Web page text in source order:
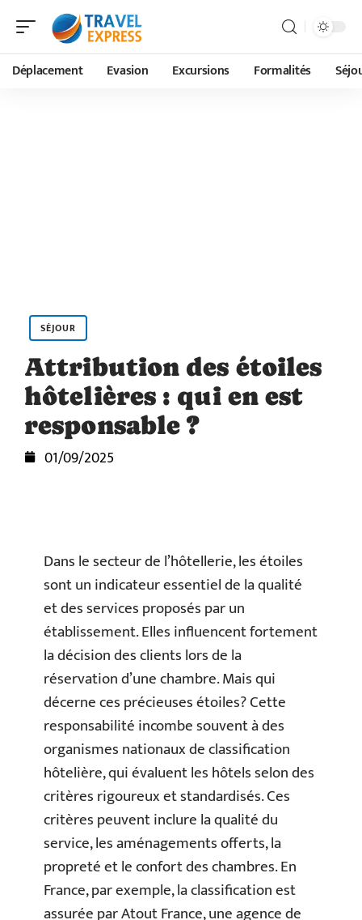
Déplacement Evasion Excursions Formalités
SÉJOUR
Attribution des étoiles
hôtelières : qui en est
responsable ?
01/09/2025
Dans le secteur de l’hôtellerie, les étoiles
sont un indicateur essentiel de la qualité
et des services proposés par un
établissement. Elles influencent fortement
la décision des clients lors de la
réservation d’une chambre. Mais qui
décerne ces précieuses étoiles? Cette
responsabilité incombe souvent à des
organismes nationaux de classification
hôtelière, qui évaluent les hôtels selon des
critères rigoureux et standardisés. Ces
critères peuvent inclure la qualité du
service, les aménagements offerts, la
propreté et le confort des chambres. En
France, par exemple, la classification est
assurée par Atout France, une agence de